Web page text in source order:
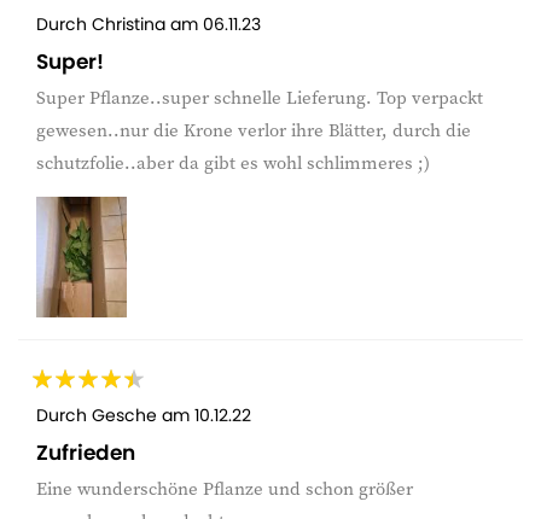
Durch Christina am 06.11.23
Super!
Super Pflanze..super schnelle Lieferung. Top verpackt
gewesen..nur die Krone verlor ihre Blätter, durch die
schutzfolie..aber da gibt es wohl schlimmeres ;)
Durch Gesche am 10.12.22
Zufrieden
Eine wunderschöne Pflanze und schon größer